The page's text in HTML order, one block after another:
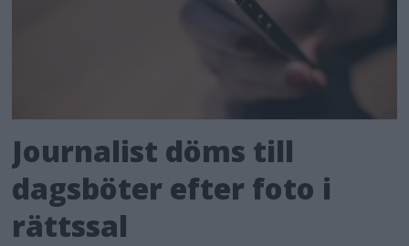
Journalist döms till
dagsböter efter foto i
rättssal